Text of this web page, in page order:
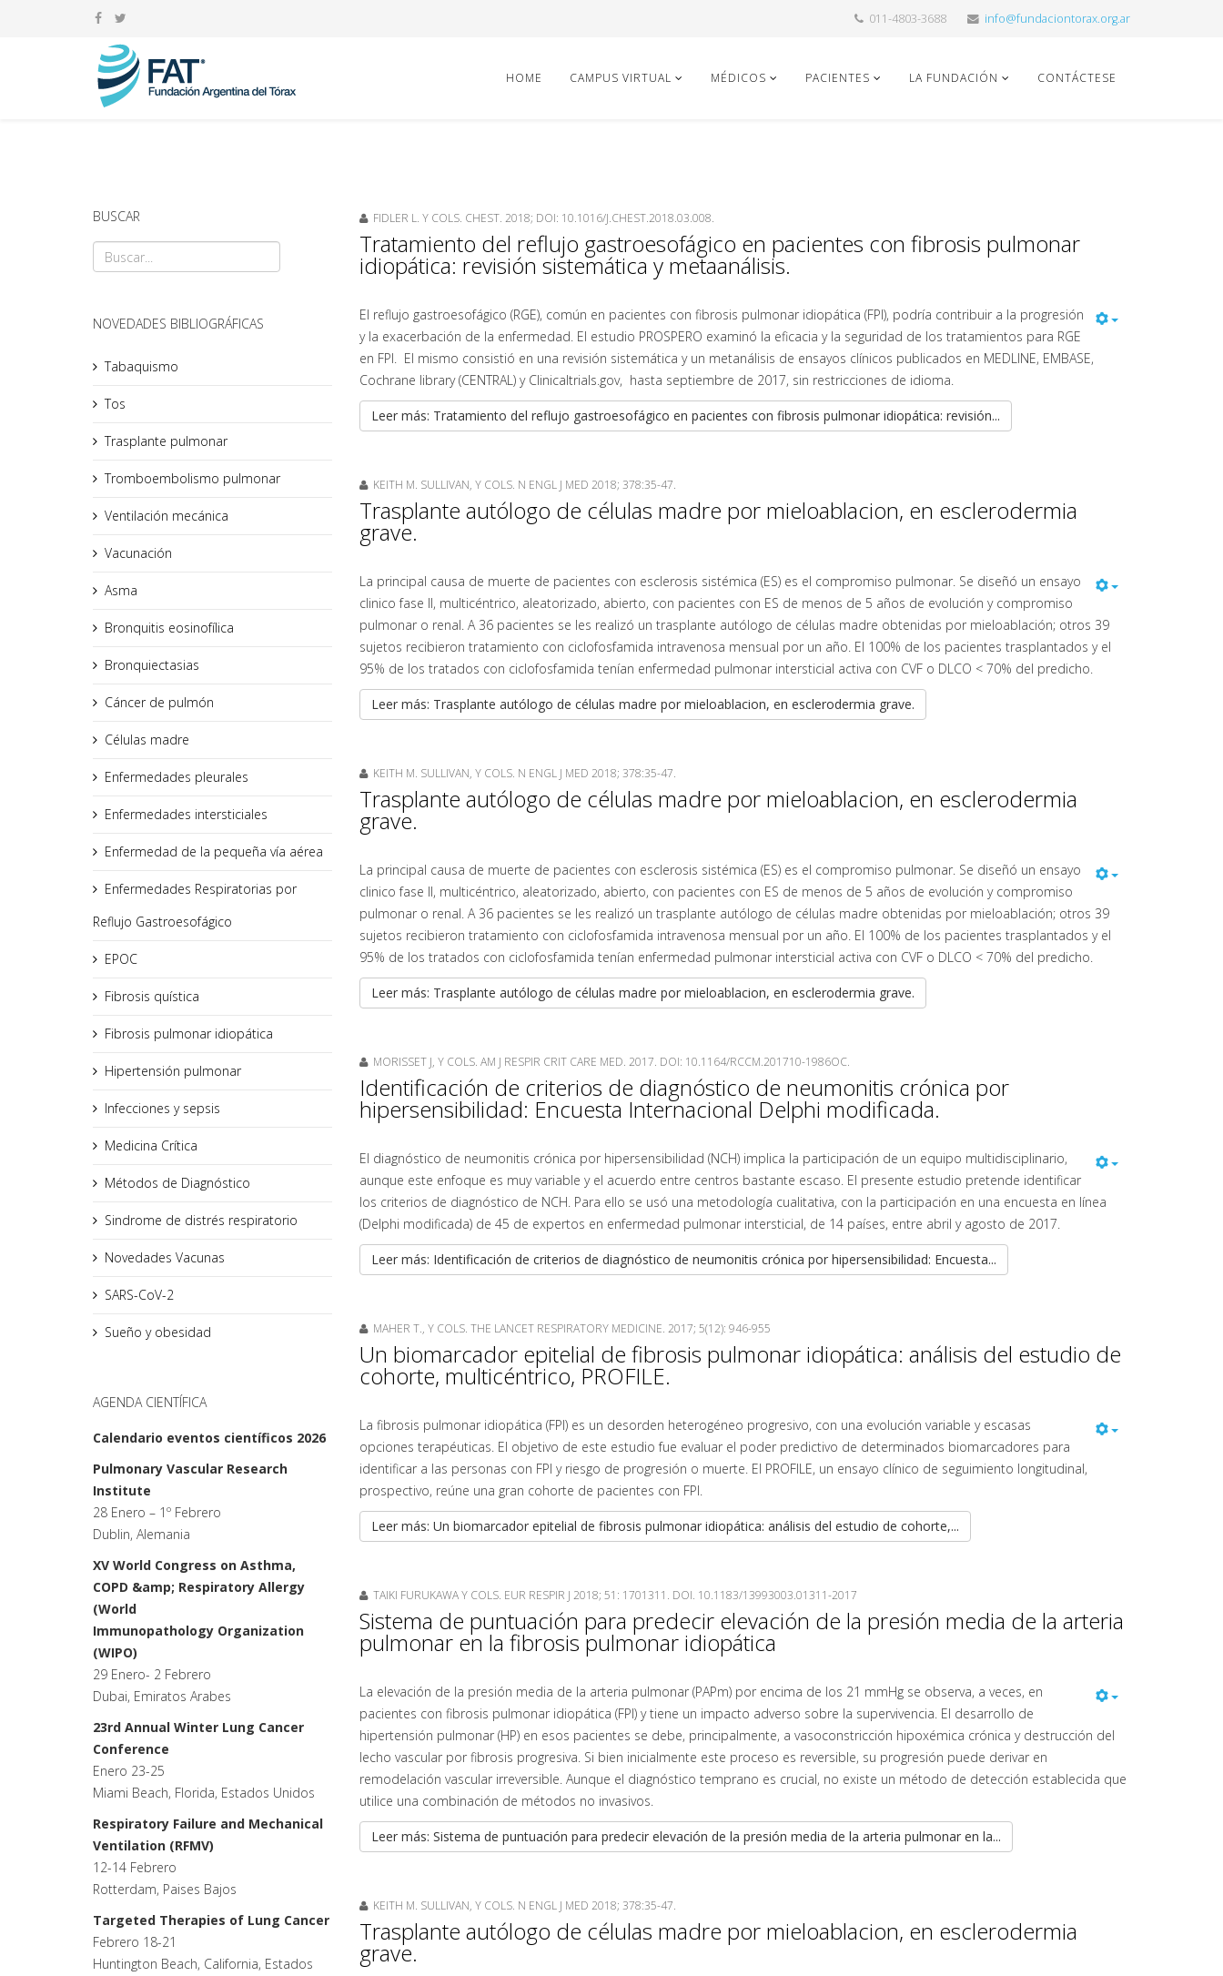
011-4803-3688 info@fundaciontorax.org.ar
HOME CAMPUS VIRTUAL MÉDICOS PACIENTES LA FUNDACIÓN CONTÁCTESE
BUSCAR
NOVEDADES BIBLIOGRÁFICAS
Tabaquismo
Tos
Trasplante pulmonar
Tromboembolismo pulmonar
Ventilación mecánica
Vacunación
Asma
Bronquitis eosinofílica
Bronquiectasias
Cáncer de pulmón
Células madre
Enfermedades pleurales
Enfermedades intersticiales
Enfermedad de la pequeña vía aérea
Enfermedades Respiratorias por
Reflujo Gastroesofágico
EPOC
Fibrosis quística
Fibrosis pulmonar idiopática
Hipertensión pulmonar
Infecciones y sepsis
Medicina Crítica
Métodos de Diagnóstico
Sindrome de distrés respiratorio
Novedades Vacunas
SARS-CoV-2
Sueño y obesidad
AGENDA CIENTÍFICA
Calendario eventos científicos 2026
Pulmonary Vascular Research
Institute
28 Enero – 1º Febrero
Dublin, Alemania
XV World Congress on Asthma,
COPD &amp; Respiratory Allergy
(World
Immunopathology Organization
(WIPO)
29 Enero- 2 Febrero
Dubai, Emiratos Arabes
23rd Annual Winter Lung Cancer
Conference
Enero 23-25
Miami Beach, Florida, Estados Unidos
Respiratory Failure and Mechanical
Ventilation (RFMV)
12-14 Febrero
Rotterdam, Paises Bajos
Targeted Therapies of Lung Cancer
Febrero 18-21
Huntington Beach, California, Estados
FIDLER L. Y COLS. CHEST. 2018; DOI: 10.1016/J.CHEST.2018.03.008.
Tratamiento del reflujo gastroesofágico en pacientes con fibrosis pulmonar
idiopática: revisión sistemática y metaanálisis.
El reflujo gastroesofágico (RGE), común en pacientes con fibrosis pulmonar idiopática (FPI), podría contribuir a la progresión
y la exacerbación de la enfermedad. El estudio PROSPERO examinó la eficacia y la seguridad de los tratamientos para RGE
en FPI. El mismo consistió en una revisión sistemática y un metanálisis de ensayos clínicos publicados en MEDLINE, EMBASE,
Cochrane library (CENTRAL) y Clinicaltrials.gov, hasta septiembre de 2017, sin restricciones de idioma.
Leer más: Tratamiento del reflujo gastroesofágico en pacientes con fibrosis pulmonar idiopática: revisión...
KEITH M. SULLIVAN, Y COLS. N ENGL J MED 2018; 378:35-47.
Trasplante autólogo de células madre por mieloablacion, en esclerodermia
grave.
La principal causa de muerte de pacientes con esclerosis sistémica (ES) es el compromiso pulmonar. Se diseñó un ensayo
clinico fase II, multicéntrico, aleatorizado, abierto, con pacientes con ES de menos de 5 años de evolución y compromiso
pulmonar o renal. A 36 pacientes se les realizó un trasplante autólogo de células madre obtenidas por mieloablación; otros 39
sujetos recibieron tratamiento con ciclofosfamida intravenosa mensual por un año. El 100% de los pacientes trasplantados y el
95% de los tratados con ciclofosfamida tenían enfermedad pulmonar intersticial activa con CVF o DLCO < 70% del predicho.
Leer más: Trasplante autólogo de células madre por mieloablacion, en esclerodermia grave.
KEITH M. SULLIVAN, Y COLS. N ENGL J MED 2018; 378:35-47.
Trasplante autólogo de células madre por mieloablacion, en esclerodermia
grave.
La principal causa de muerte de pacientes con esclerosis sistémica (ES) es el compromiso pulmonar. Se diseñó un ensayo
clinico fase II, multicéntrico, aleatorizado, abierto, con pacientes con ES de menos de 5 años de evolución y compromiso
pulmonar o renal. A 36 pacientes se les realizó un trasplante autólogo de células madre obtenidas por mieloablación; otros 39
sujetos recibieron tratamiento con ciclofosfamida intravenosa mensual por un año. El 100% de los pacientes trasplantados y el
95% de los tratados con ciclofosfamida tenían enfermedad pulmonar intersticial activa con CVF o DLCO < 70% del predicho.
Leer más: Trasplante autólogo de células madre por mieloablacion, en esclerodermia grave.
MORISSET J, Y COLS. AM J RESPIR CRIT CARE MED. 2017. DOI: 10.1164/RCCM.201710-1986OC.
Identificación de criterios de diagnóstico de neumonitis crónica por
hipersensibilidad: Encuesta Internacional Delphi modificada.
El diagnóstico de neumonitis crónica por hipersensibilidad (NCH) implica la participación de un equipo multidisciplinario,
aunque este enfoque es muy variable y el acuerdo entre centros bastante escaso. El presente estudio pretende identificar
los criterios de diagnóstico de NCH. Para ello se usó una metodología cualitativa, con la participación en una encuesta en línea
(Delphi modificada) de 45 de expertos en enfermedad pulmonar intersticial, de 14 países, entre abril y agosto de 2017.
Leer más: Identificación de criterios de diagnóstico de neumonitis crónica por hipersensibilidad: Encuesta...
MAHER T., Y COLS. THE LANCET RESPIRATORY MEDICINE. 2017; 5(12): 946-955
Un biomarcador epitelial de fibrosis pulmonar idiopática: análisis del estudio de
cohorte, multicéntrico, PROFILE.
La fibrosis pulmonar idiopática (FPI) es un desorden heterogéneo progresivo, con una evolución variable y escasas
opciones terapéuticas. El objetivo de este estudio fue evaluar el poder predictivo de determinados biomarcadores para
identificar a las personas con FPI y riesgo de progresión o muerte. El PROFILE, un ensayo clínico de seguimiento longitudinal,
prospectivo, reúne una gran cohorte de pacientes con FPI.
Leer más: Un biomarcador epitelial de fibrosis pulmonar idiopática: análisis del estudio de cohorte,...
TAIKI FURUKAWA Y COLS. EUR RESPIR J 2018; 51: 1701311. DOI. 10.1183/13993003.01311-2017
Sistema de puntuación para predecir elevación de la presión media de la arteria
pulmonar en la fibrosis pulmonar idiopática
La elevación de la presión media de la arteria pulmonar (PAPm) por encima de los 21 mmHg se observa, a veces, en
pacientes con fibrosis pulmonar idiopática (FPI) y tiene un impacto adverso sobre la supervivencia. El desarrollo de
hipertensión pulmonar (HP) en esos pacientes se debe, principalmente, a vasoconstricción hipoxémica crónica y destrucción del
lecho vascular por fibrosis progresiva. Si bien inicialmente este proceso es reversible, su progresión puede derivar en
remodelación vascular irreversible. Aunque el diagnóstico temprano es crucial, no existe un método de detección establecida que
utilice una combinación de métodos no invasivos.
Leer más: Sistema de puntuación para predecir elevación de la presión media de la arteria pulmonar en la...
KEITH M. SULLIVAN, Y COLS. N ENGL J MED 2018; 378:35-47.
Trasplante autólogo de células madre por mieloablacion, en esclerodermia
grave.